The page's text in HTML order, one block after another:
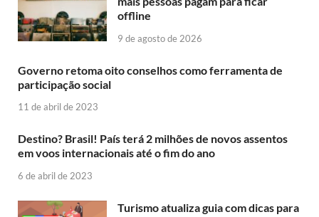
offline
9 de agosto de 2026
Governo retoma oito conselhos como ferramenta de
participação social
11 de abril de 2023
Destino? Brasil! País terá 2 milhões de novos assentos
em voos internacionais até o fim do ano
6 de abril de 2023
Turismo atualiza guia com dicas para